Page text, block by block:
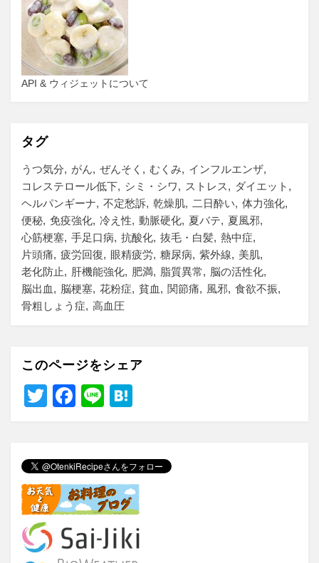
API & ウィジェットについて
タグ
うつ気分 がん ぜんそく むくみ
インフルエンザ
コレステロール低下
シミ・シワ ストレス
ダイエット
ヘルパンギーナ
不定愁訴 乾燥肌 二日酔い
体力強化
便秘 免疫強化 冷え性 動脈硬化 夏バテ
夏風邪
心筋梗塞 手足口病 抗酸化 抜毛・白髪 熱中症
片頭痛
疲労回復 眼精疲労 糖尿病 紫外線
美肌
老化防止
肝機能強化 肥満 脂質異常
脳の活性化
脳出血
脳梗塞 花粉症 貧血 関節痛 風邪 食欲不振
骨粗しょう症
高血圧
このページをシェア
T
er
F
e
b
o
o
k
Li
n
a